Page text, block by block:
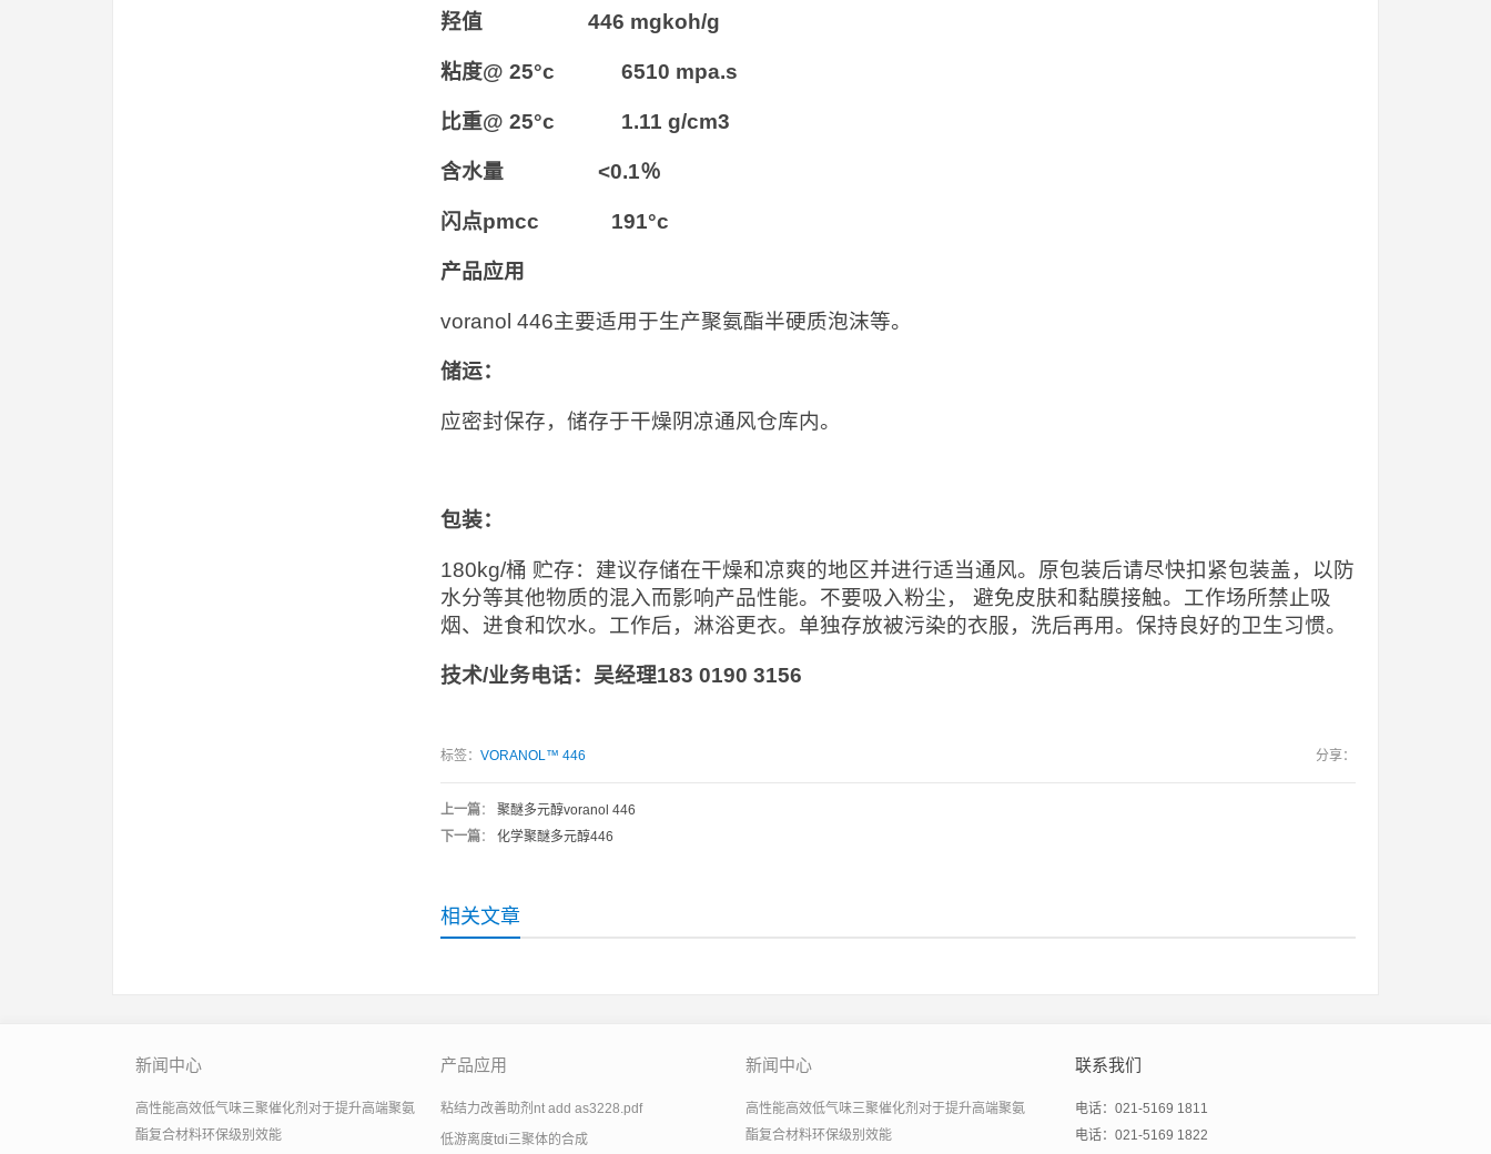
羟值 446 mgkoh/g
粘度@ 25°c 6510 mpa.s
比重@ 25°c 1.11 g/cm3
含水量 <0.1％
闪点pmcc 191°c
产品应用
voranol 446主要适用于生产聚氨酯半硬质泡沫等。
储运：
应密封保存，储存于干燥阴凉通风仓库内。
包装：
180kg/桶 贮存：建议存储在干燥和凉爽的地区并进行适当通风。原包装后请尽快扣紧包装盖，以防
水分等其他物质的混入而影响产品性能。不要吸入粉尘， 避免皮肤和黏膜接触。工作场所禁止吸
烟、进食和饮水。工作后，淋浴更衣。单独存放被污染的衣服，洗后再用。保持良好的卫生习惯。
技术/业务电话：吴经理183 0190 3156
标签： VORANOL™ 446 分享：
上一篇： 聚醚多元醇voranol 446
下一篇： 化学聚醚多元醇446
相关文章
新闻中心
高性能高效低气味三聚催化剂对于提升高端聚氨
酯复合材料环保级别效能
产品应用
粘结力改善助剂nt add as3228.pdf
低游离度tdi三聚体的合成
新闻中心
高性能高效低气味三聚催化剂对于提升高端聚氨
酯复合材料环保级别效能
联系我们
电话：021-5169 1811
电话：021-5169 1822